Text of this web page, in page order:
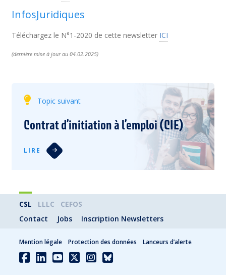
InfosJuridiques
Téléchargezle N°1-2020 de cette newsletter ICI
(dernière mise à jour au 04.02.2025)
Topic suivant
Contrat d’initiation à l’emploi (CIE)
LIRE
CSL LLLC
CEFOS
Contact
Jobs Inscription Newsletters
Mention légale Protection des données Lanceurs d’alerte